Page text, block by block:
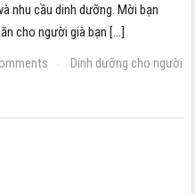
nhu cầu dinh dưỡng. Mời bạn
cho người già bạn […]
·
Dinh dưỡng cho người